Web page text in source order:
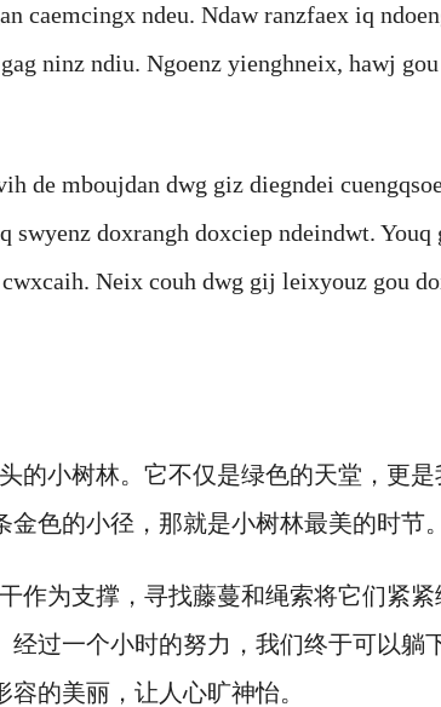
caemcingx ndeu. Ndaw ranzfaex iq
ninz ndiu. Ngoenz yienghneix, hawj
de mboujdan dwg giz diegndei
swyenz doxrangh doxciep ndeindwt. Youq
cwxcaih. Neix couh dwg gij leixyouz gou
的小树林。它不仅是绿色的天堂，更
色的小径，那就是小树林最美的时节。
作为支撑，寻找藤蔓和绳索将它们紧
过一个小时的努力，我们终于可以躺
的美丽，让人心旷神怡。